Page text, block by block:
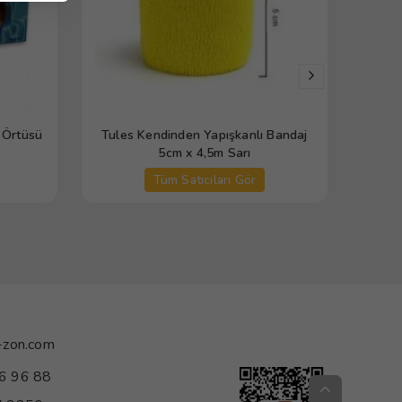
Tules Kendinden Yapışkanlı Bandaj
5cm x 4,5m Sarı
Tüm Satıcıları Gör
96 88